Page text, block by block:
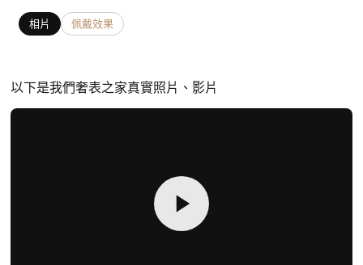
相片 佩戴效果
以下是我們奢表之家真實照片、影片